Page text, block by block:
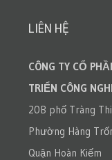
LIÊN HỆ
CÔNG TY CỔ
TRIỂN CÔNG
20B phố Tràng Thi
Phường Hàng
Quận Hoàn Kiếm